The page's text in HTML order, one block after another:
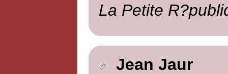
La Petite
Jean Jaur